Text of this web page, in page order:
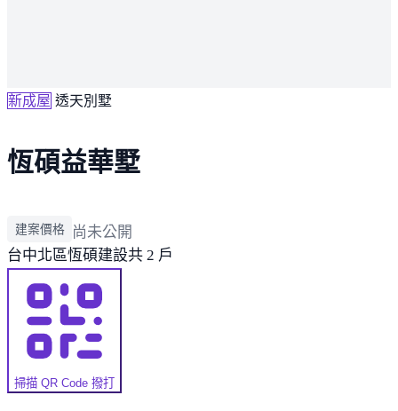
新成屋 透天別墅
恆碩益華墅
建案價格
尚未公開
台中北區恆碩建設共 2 戶
掃描 QR Code 撥打